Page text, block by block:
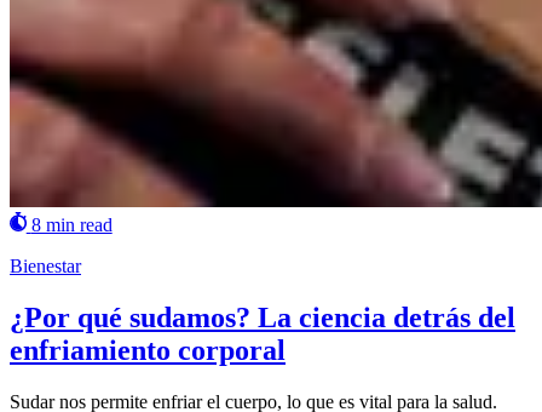
8 min read
Bienestar
¿Por qué sudamos? La ciencia detrás del
enfriamiento corporal
Sudar nos permite enfriar el cuerpo, lo que es vital para la salud.